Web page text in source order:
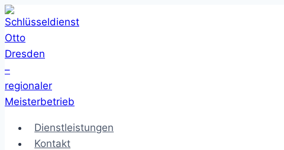
Zum
Inhalt
springen
Dienstleistungen
Kontakt